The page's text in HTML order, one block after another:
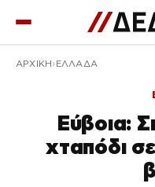
ΑΡΧΙΚΉ ΕΛΛΑΔΑ
Εύβοια:
χταπόδι